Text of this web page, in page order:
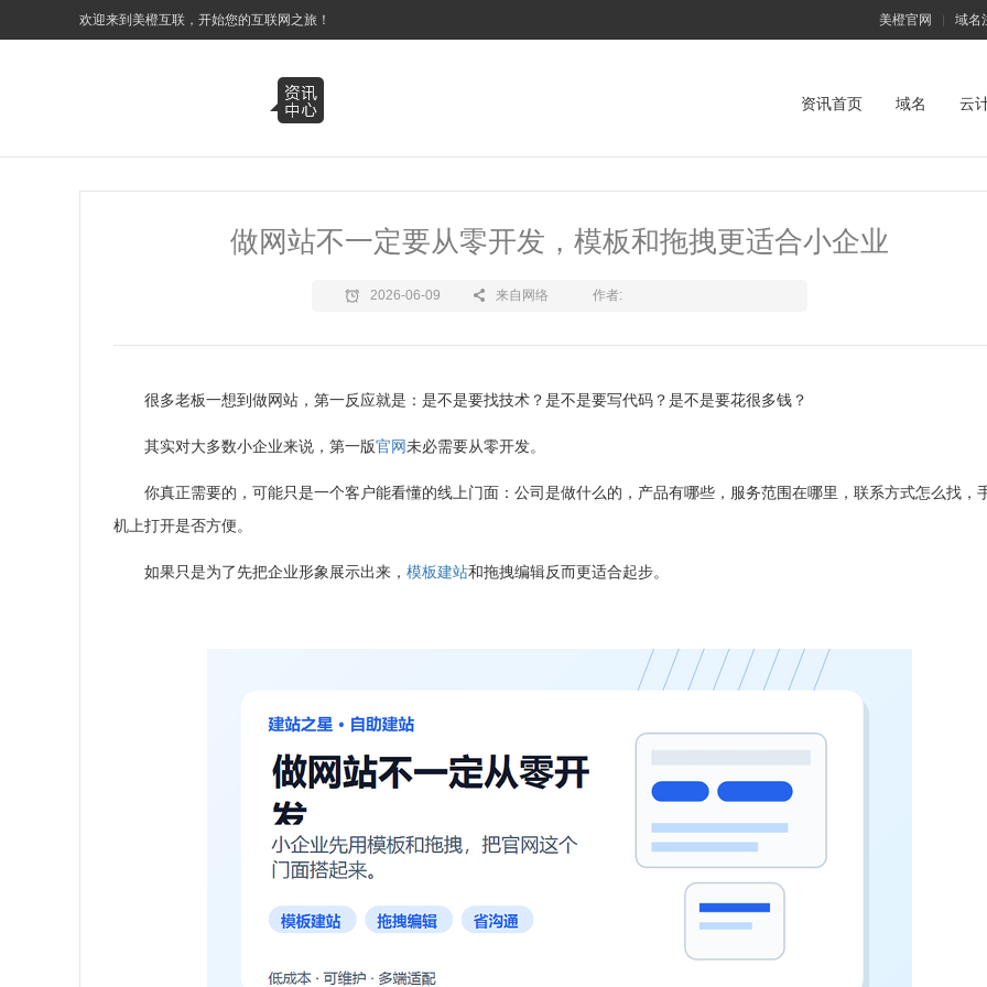
欢迎来到美橙互联，开始您的互联网之旅！ 美橙官网 | 域名
资讯首页 域名 云
做网站不一定要从零开发，模板和拖拽更适合小企业
2026-06-09 来自网络 作者:
很多老板一想到做网站，第一反应就是：是不是要找技术？是不是要写代码？是不是要花很多钱？
其实对大多数小企业来说，第一版官网 未必需要从零开发。
你真正需要的，可能只是一个客户能看懂的线上门面：公司是做什么的，产品有哪些，服务范围在哪里，联系方式怎么找，
机上打开是否方便。
如果只是为了先把企业形象展示出来， 模板建站和拖拽编辑反而更适合起步。